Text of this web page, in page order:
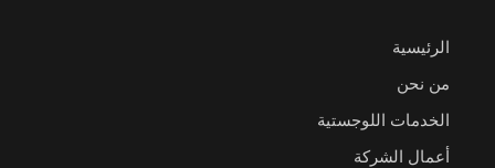
الرئيسية
من نحن
الخدمات اللوجستية
أعمال الشركة